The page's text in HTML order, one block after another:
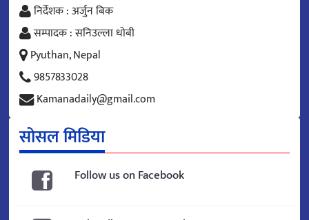
निर्देशक : अर्जुन बिक
सम्पादक : सनिउल्ला धोबी
Pyuthan, Nepal
9857833028
Kamanadaily@gmail.com
सोसल मिडिया
Follow us on Facebook